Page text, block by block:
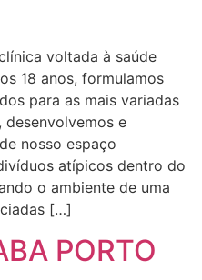
voltada à saúde
18 anos, formulamos
para as mais variadas
desenvolvemos e
nosso espaço
atípicos dentro do
o ambiente de uma
[…]
PORTO